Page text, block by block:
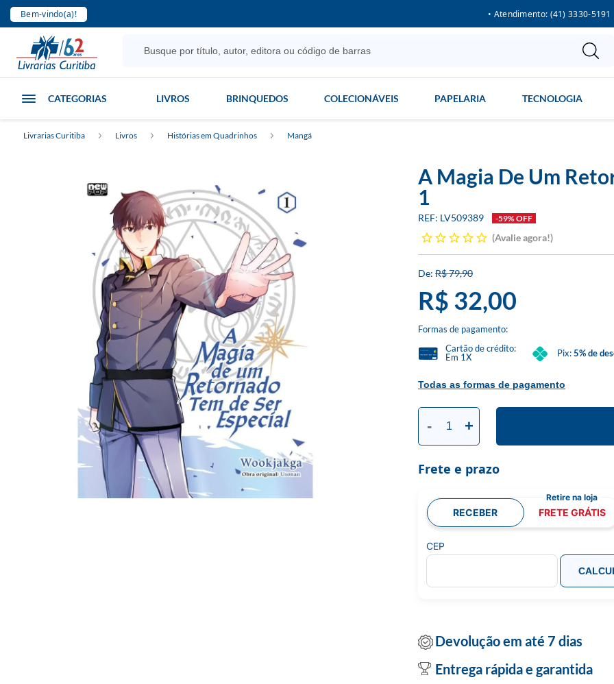
Bem-vindo(a)! • Atendimento: (41) 3330-5191
CATEGORIAS LIVROS BRINQUEDOS COLECIONÁVEIS PAPELARIA TECNOLOGIA
Livrarias Curitiba Livros Histórias em Quadrinhos Mangá
A Magia De Um
1
LV509389 -59% OFF
Avalie agora!
R$ 79,90
R$ 32,00
Formas de pagamento:
Todas as formas de pagamento
Cartão de crédito:
Em 1X
Pix:5% de
- +
Frete e prazo
RECEBER FRETE GRÁTIS
CEP
Devolução em até 7 dias
Entrega rápida e garantida